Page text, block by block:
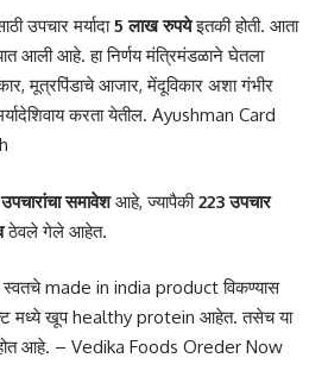
उपचार मर्यादा5 लाख रुपयेइतकी होती. आता
आली आहे. हा निर्णय मंत्रिमंडळाने घेतला
मूत्रपिंडाचे आजार, मेंदूविकार अशा गंभीर
करता येतील. Ayushman Card
समावेशआहे, ज्यापैकी223 उपचार
ठेवले गेले आहेत.
स्वतचे made in india product विकण्यास
मध्ये खूप healthy protein आहेत. तसेच या
आहे. – Vedika Foods Oreder Now